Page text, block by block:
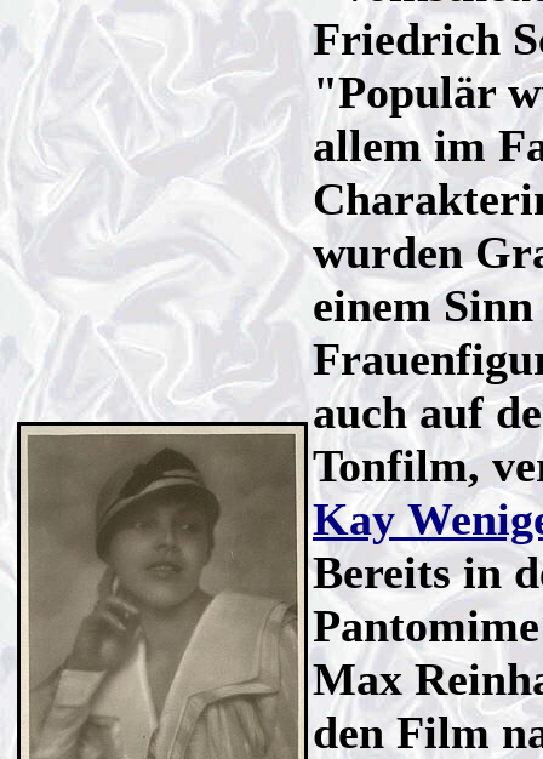
Friedrich
"Populär
allem im
wurden
einem
auch auf
Tonfilm,
Kay
Bereits in
Max
den Film